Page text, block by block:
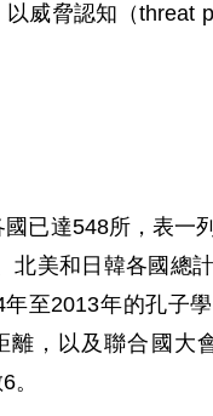
威脅認知（threat
已達548所，表一
北美和日韓各國總
至2013年的孔子
，以及聯合國大
。